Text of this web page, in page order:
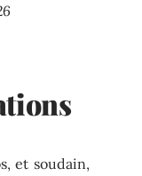
et soudain,